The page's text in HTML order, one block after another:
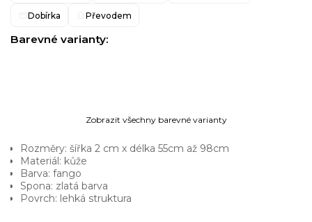
Dobírka Převodem
Barevné varianty:
Zobrazit všechny barevné varianty
Rozměry: šířka 2 cm x délka 55cm až 98cm
Materiál: kůže
Barva: fango
Spona: zlatá barva
Povrch: lehká struktura